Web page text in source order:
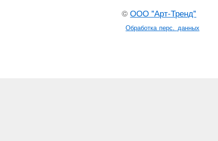
©ООО "Арт-Тренд"
Обработка перс. данных